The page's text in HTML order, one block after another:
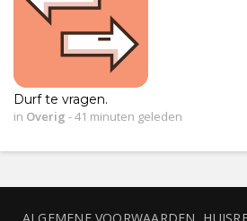
Durf te vragen.
in Overig -41 minuten geleden
ALGEMENE VOORWAARDEN